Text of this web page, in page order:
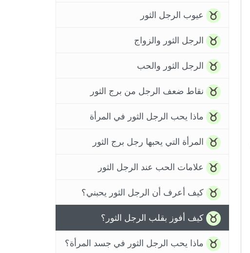
عيوب الرجل الثور
الرجل الثور والزواج
الرجل الثور والحب
نقاط ضعف الرجل من برج الثور
ماذا يحب الرجل الثور في المرأة
المرأة التي يحبها رجل برج الثور
علامات الحب عند الرجل الثور
كيف أعرف أن الرجل الثور يحبني؟
كيف أفوز بقلب الرجل الثور؟
ماذا يحب الرجل الثور في جسد المرأة؟